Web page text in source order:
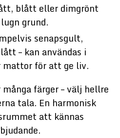
blått eller dimgrönt
grund.
senapsgult,
– kan användas i
mattor för att ge liv.
färger – välj hellre
tala. En harmonisk
att kännas